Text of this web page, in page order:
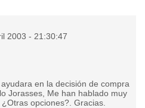
2003 - 21:30:47
en la decisión de compra
Jorasses, Me han hablado muy
opciones?. Gracias.